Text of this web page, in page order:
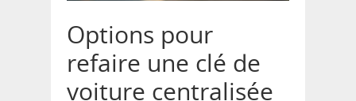
Options pour
refaire une clé de
voiture centralisée